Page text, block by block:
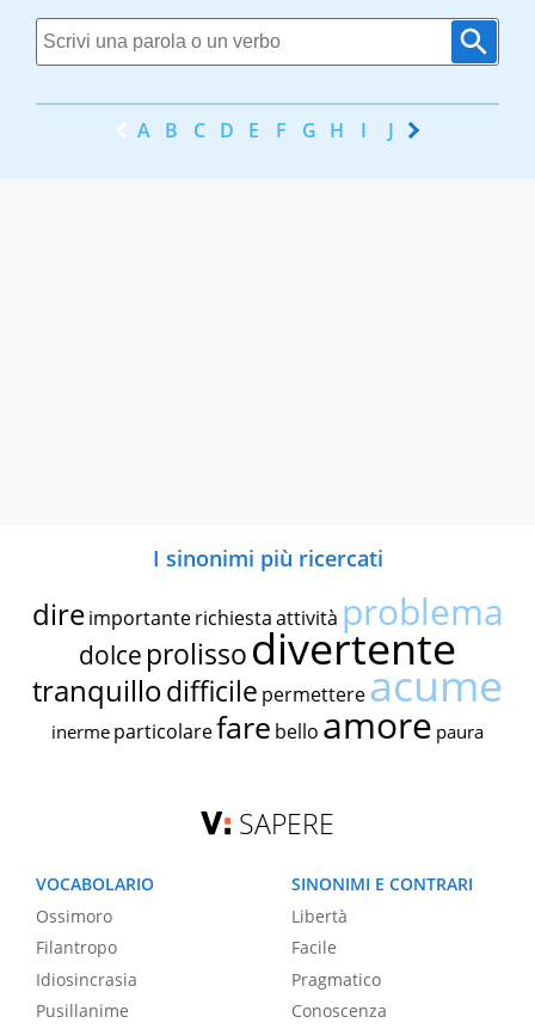
A B C D E F G H I J K
I sinonimi più ricercati
dire importante richiestaattività problema
dolce prolissodivertente
tranquillodifficile permettereacume
inerme particolarefare bello amore paura
SAPERE
VOCABOLARIO
Ossimoro
Filantropo
Idiosincrasia
Pusillanime
SINONIMI E CONTRARI
Libertà
Facile
Pragmatico
Conoscenza